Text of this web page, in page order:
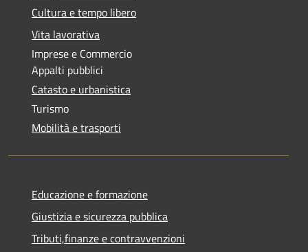
Cultura e tempo libero
Vita lavorativa
Imprese e Commercio
Appalti pubblici
Catasto e urbanistica
Turismo
Mobilità e trasporti
Educazione e formazione
Giustizia e sicurezza pubblica
Tributi,finanze e contravvenzioni